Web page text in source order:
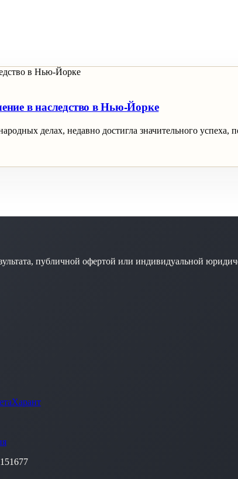
в наследство в Нью-Йорке
делах, недавно достигла значительного успеха,
публичной офертой или индивидуальной
Харант